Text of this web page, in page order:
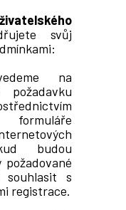
svůj
na
požadavku
budou
s
registrace.